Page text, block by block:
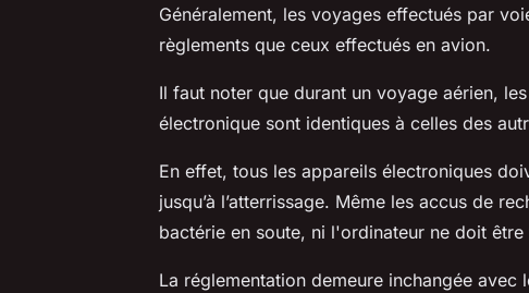
Généralement, les voyages effectués par
règlements que ceux effectués en avion.
Il faut noter que durant un voyage aérien,
électronique sont identiques à celles des
En effet, tous les appareils électroniques
jusqu’à l’atterrissage. Même les accus de
bactérie en soute, ni l'ordinateur ne doit être
La réglementation demeure inchangée